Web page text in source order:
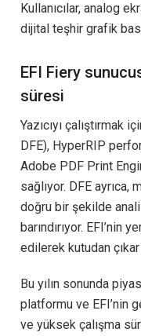
Kullanıcılar, analog
dijital teşhir grafik
EFI Fiery
süresi
Yazıcıyı çalıştırmak
DFE), HyperRIP
Adobe PDF Print
sağlıyor. DFE
doğru bir şekilde
barındırıyor.
edilerek kutudan
Bu yılın sonunda
platformu ve EFI’nin
ve yüksek çalışma